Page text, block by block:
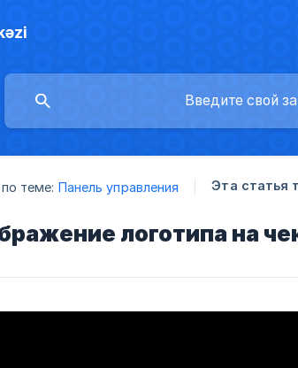
теме: Панель управления Эта статья
логотипа на